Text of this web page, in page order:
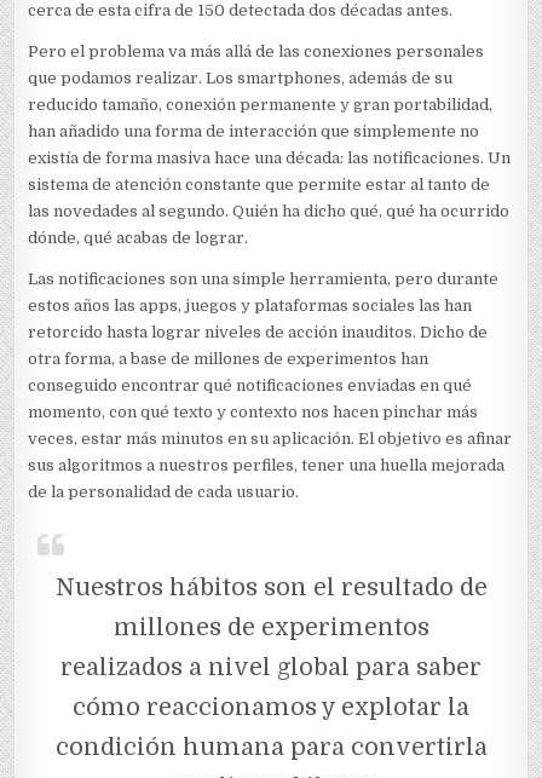
cerca de esta cifra de 150 detectada dos décadas antes.
Pero el problema va más allá de las conexiones personales
que podamos realizar. Los smartphones, además de su
reducido tamaño, conexión permanente y gran portabilidad,
han añadido una forma de interacción que simplemente no
existía de forma masiva hace una década: las notificaciones. Un
sistema de atención constante que permite estar al tanto de
las novedades al segundo. Quién ha dicho qué, qué ha ocurrido
dónde, qué acabas de lograr.
Las notificaciones son una simple herramienta, pero durante
estos años las apps, juegos y plataformas sociales las han
retorcido hasta lograr niveles de acción inauditos. Dicho de
otra forma, a base de millones de experimentos han
conseguido encontrar qué notificaciones enviadas en qué
momento, con qué texto y contexto nos hacen pinchar más
veces, estar más minutos en su aplicación. El objetivo es afinar
sus algoritmos a nuestros perfiles, tener una huella mejorada
de la personalidad de cada usuario.
Nuestros hábitos son el resultado de
millones de experimentos
realizados a nivel global para saber
cómo reaccionamos y explotar la
condición humana para convertirla